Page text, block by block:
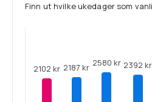
Finn ut hvilke ukedager som
2102 kr 2187 kr 2580 kr 2392 kr